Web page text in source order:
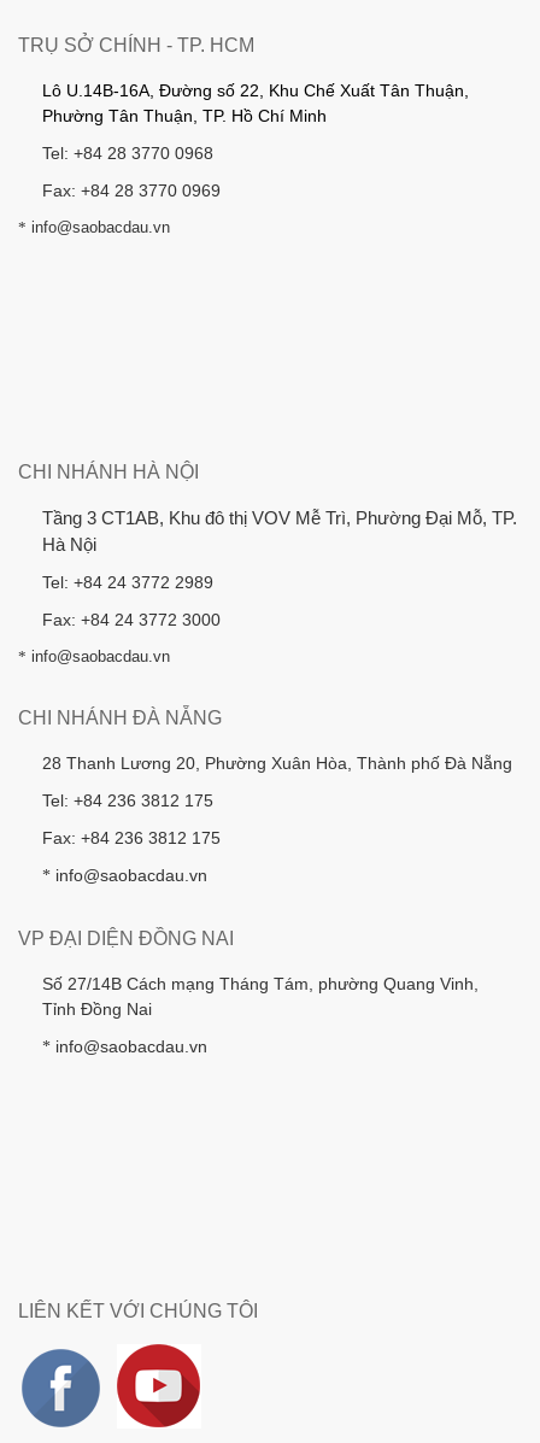
TRỤ SỞ CHÍNH - TP. HCM
Lô U.14B-16A, Đường số 22, Khu Chế Xuất Tân Thuận,
Phường Tân Thuận, TP. Hồ Chí Minh
Tel: +84 28 3770 0968
Fax: +84 28 3770 0969
* info@saobacdau.vn
CHI NHÁNH HÀ NỘI
Tầng 3 CT1AB, Khu đô thị VOV Mễ Trì, Phường Đại Mỗ, TP.
Hà Nội
Tel: +84 24 3772 2989
Fax: +84 24 3772 3000
* info@saobacdau.vn
CHI NHÁNH ĐÀ NẴNG
28 Thanh Lương 20, Phường Xuân Hòa, Thành phố Đà Nẵng
Tel: +84 236 3812 175
Fax: +84 236 3812 175
* info@saobacdau.vn
VP ĐẠI DIỆN ĐỒNG NAI
Số 27/14B Cách mạng Tháng Tám, phường Quang Vinh,
Tỉnh Đồng Nai
* info@saobacdau.vn
LIÊN KẾT VỚI CHÚNG TÔI